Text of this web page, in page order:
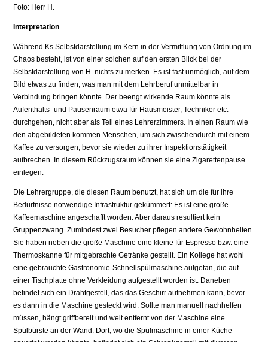
Foto: Herr H.
Interpretation
Während Ks Selbstdarstellung im Kern in der Vermittlung von Ordnung im
Chaos besteht, ist von einer solchen auf den ersten Blick bei der
Selbstdarstellung von H. nichts zu merken. Es ist fast unmöglich, auf dem
Bild etwas zu finden, was man mit dem Lehrberuf unmittelbar in
Verbindung bringen könnte. Der beengt wirkende Raum könnte als
Aufenthalts- und Pausenraum etwa für Hausmeister, Techniker etc.
durchgehen, nicht aber als Teil eines Lehrerzimmers. In einen Raum wie
den abgebildeten kommen Menschen, um sich zwischendurch mit einem
Kaffee zu versorgen, bevor sie wieder zu ihrer Inspektionstätigkeit
aufbrechen. In diesem Rückzugsraum können sie eine Zigarettenpause
einlegen.
Die Lehrergruppe, die diesen Raum benutzt, hat sich um die für ihre
Bedürfnisse notwendige Infrastruktur gekümmert: Es ist eine große
Kaffeemaschine angeschafft worden. Aber daraus resultiert kein
Gruppenzwang. Zumindest zwei Besucher pflegen andere Gewohnheiten.
Sie haben neben die große Maschine eine kleine für Espresso bzw. eine
Thermoskanne für mitgebrachte Getränke gestellt. Ein Kollege hat wohl
eine gebrauchte Gastronomie-Schnellspülmaschine aufgetan, die auf
einer Tischplatte ohne Verkleidung aufgestellt worden ist. Daneben
befindet sich ein Drahtgestell, das das Geschirr aufnehmen kann, bevor
es dann in die Maschine gesteckt wird. Sollte man manuell nachhelfen
müssen, hängt griffbereit und weit entfernt von der Maschine eine
Spülbürste an der Wand. Dort, wo die Spülmaschine in einer Küche